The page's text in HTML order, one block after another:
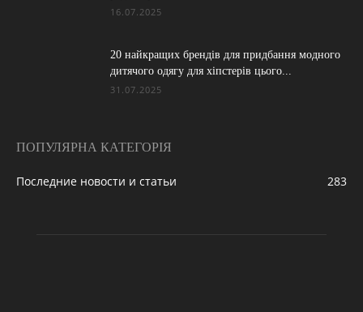
16.07.2025
20 найкращих брендів для придбання модного
дитячого одягу для хіпстерів цього...
31.07.2025
ПОПУЛЯРНА КАТЕГОРІЯ
Последние новости и статьи 283